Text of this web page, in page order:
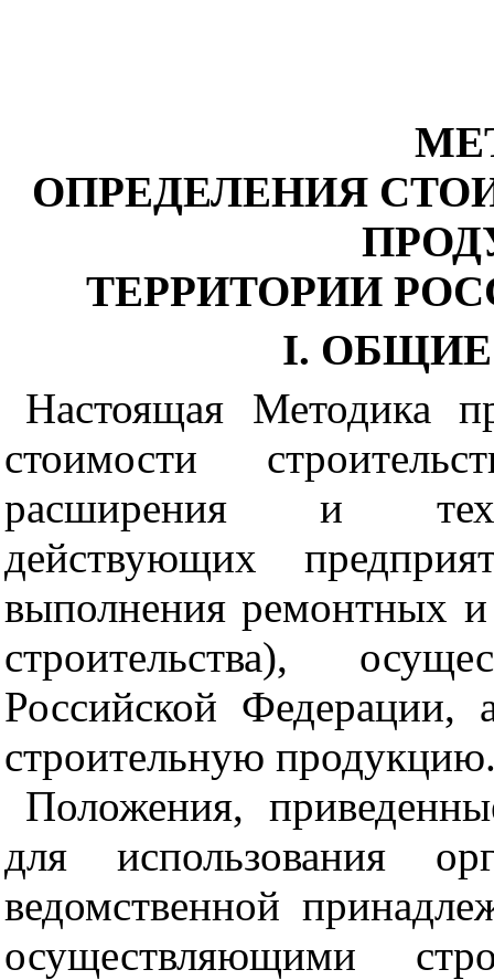
ОПРЕДЕЛЕНИЯ
ТЕРРИТОРИИ
I.
Настоящая Методика
стоимости
расширения и
действующих
выполнения ремонтных
строительства),
Российской
строительную
Положения,
для использования
ведомственной
осуществляющими